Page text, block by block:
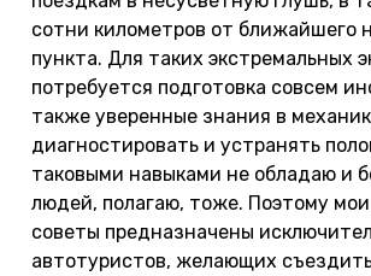
сотни километров от ближайшего
пункта. Для таких экстремальных
потребуется подготовка совсем
также уверенные знания в
диагностировать и устранять
таковыми навыками не обладаю и
людей, полагаю, тоже. Поэтому
советы предназначены
автотуристов, желающих